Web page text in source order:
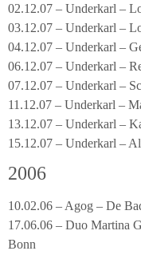
02.12.07 – Underkarl –
03.12.07 – Underkarl –
04.12.07 – Underkarl –
06.12.07 – Underkarl –
07.12.07 – Underkarl –
11.12.07 – Underkarl –
13.12.07 – Underkarl –
15.12.07 – Underkarl –
2006
10.02.06 – Agog – De
17.06.06 – Duo Martina
Bonn